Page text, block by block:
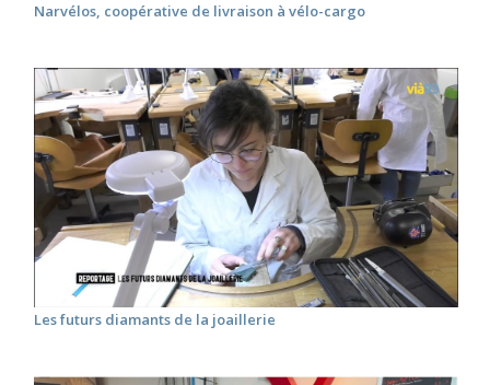
Narvélos, coopérative de livraison à vélo-cargo
Les futurs diamants de la joaillerie